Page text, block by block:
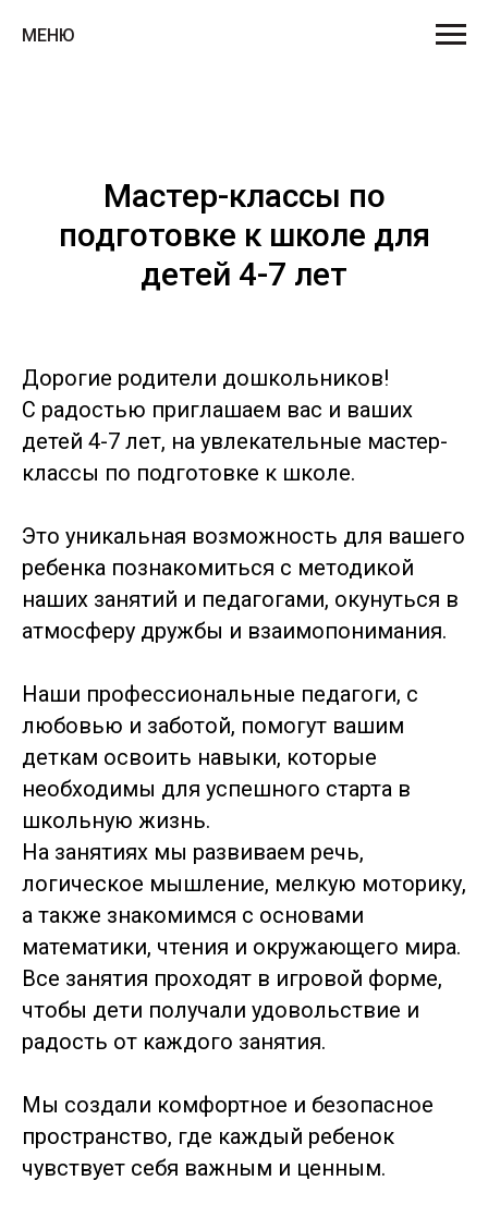
МЕНЮ
Мастер-классы по
подготовке к школе для
детей 4-7 лет
Дорогие родители дошкольников!
С радостью приглашаем вас и ваших
детей 4-7 лет, на увлекательные мастер-
классы по подготовке к школе.
Это уникальная возможность для вашего
ребенка познакомиться с методикой
наших занятий и педагогами, окунуться в
атмосферу дружбы и взаимопонимания.
Наши профессиональные педагоги, с
любовью и заботой, помогут вашим
деткам освоить навыки, которые
необходимы для успешного старта в
школьную жизнь.
На занятиях мы развиваем речь,
логическое мышление, мелкую моторику,
а также знакомимся с основами
математики, чтения и окружающего мира.
Все занятия проходят в игровой форме,
чтобы дети получали удовольствие и
радость от каждого занятия.
Мы создали комфортное и безопасное
пространство, где каждый ребенок
чувствует себя важным и ценным.